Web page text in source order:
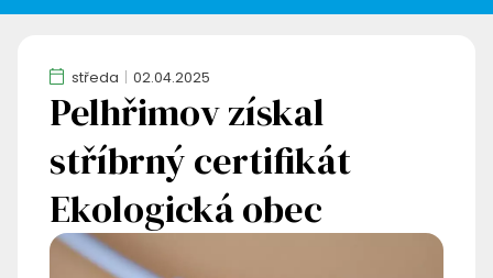
středa 02.04.2025
Pelhřimov získal
stříbrný certifikát
Ekologická obec